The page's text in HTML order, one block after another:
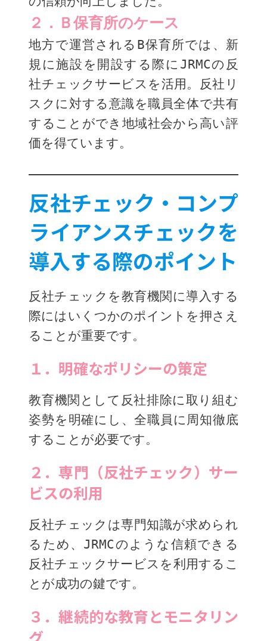
２．Ｂ保育所のケース
地方で運営されるB保育所では、新
規に施設を開設する際にJRMCの反
社チェックサービスを活用。反社リ
スクに対する意識を職員全体で共有
することができ地域社会から高い評
価を得ています。
反社チェック・コンプ
ライアンスチェックを
導入する際のポイント
反社チェックを教育機関に導入する
際にはいくつかのポイントを押さえ
ることが重要です。
１．明確なポリシーの策定
教育機関として反社排除に取り組む
姿勢を明確にし、全職員に周知徹底
することが必要です。
２．専門（反社チェック）サー
ビスの利用
反社チェックは専門知識が求められ
るため、JRMCのような信頼できる
反社チェックサービスを利用するこ
とが成功の鍵です。
３．継続的な教育とモニタリン
グ